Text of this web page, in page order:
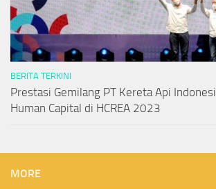
BERITA TERKINI
Prestasi Gemilang PT Kereta Api
Human Capital di HCREA 2023
MORE